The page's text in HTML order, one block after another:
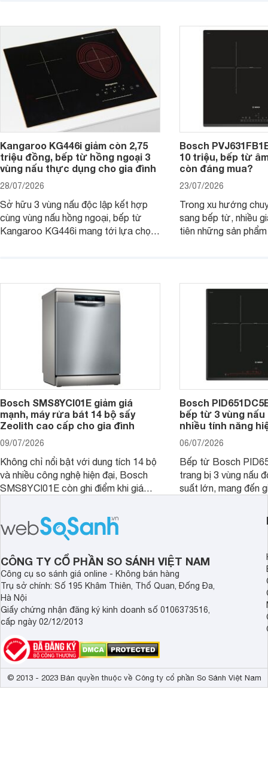
đơn vị phân phối với mức giá khá dễ
tiếp cận, thu hút sự quan tâm của
nhiều người tiêu dùng.
gia đình.
Kangaroo KG446i giảm còn 2,75
triệu đồng, bếp từ hồng ngoại 3
vùng nấu thực dụng cho gia đình
28/07/2026
Sở hữu 3 vùng nấu độc lập kết hợp
cùng vùng nấu hồng ngoại, bếp từ
Kangaroo KG446i mang tới lựa chọn
nhiều cửa hàng, đại lý.
Bosch
10 triệu, bếp từ
còn đáng mua?
23/07/2026
Trong xu hướng
sang bếp từ, nhiều
tiên những sản
mẫu bếp đáp ứng
Bosch SMS8YCI01E giảm giá
mạnh, máy rửa bát 14 bộ sấy
Zeolith cao cấp cho gia đình
09/07/2026
Không chỉ nổi bật với dung tích 14 bộ
và nhiều công nghệ hiện đại, Bosch
SMS8YCI01E còn ghi điểm khi giá
thời điểm mới mở bán, mang lại tỷ lệ
giá trị/chi phí hấp dẫn hơn cho người
dùng đang tìm kiếm một mẫu máy rửa
bát cao cấp.
Bosch
bếp từ 3 vùng
nhiều tính năng
06/07/2026
Bếp từ Bosch
trang bị 3 vùng nấu
suất lớn, mang đến
CÔNG TY CỔ PHẦN SO SÁNH VIỆT NAM
Công cụ so sánh giá online - Không bán hàng
Trụ sở chính: Số 195 Khâm Thiên, Thổ Quan, Đống Đa,
Hà Nội
Giấy chứng nhận đăng ký kinh doanh số 0106373516,
cấp ngày 02/12/2013
© 2013 - 2023 Bản quyền thuộc về Công ty cổ phần So Sánh Việt Nam